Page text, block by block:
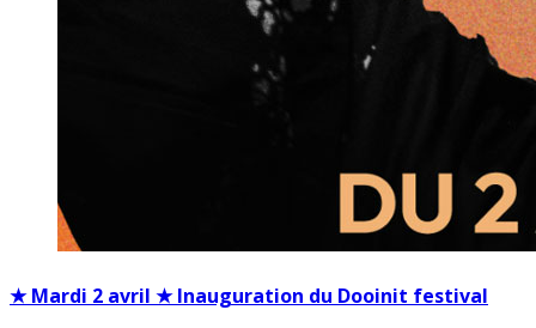
★ Mardi 2 avril ★ Inauguration du Dooinit festival